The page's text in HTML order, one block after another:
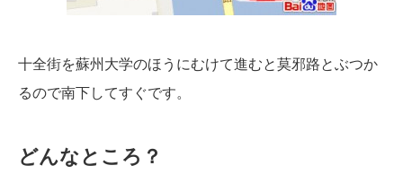
十全街を蘇州大学のほうにむけて進むと莫邪路とぶつか
るので南下してすぐです。
どんなところ？